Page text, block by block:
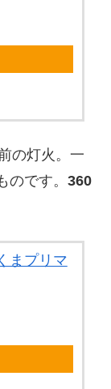
の灯火。一
です。 360
まプリマ